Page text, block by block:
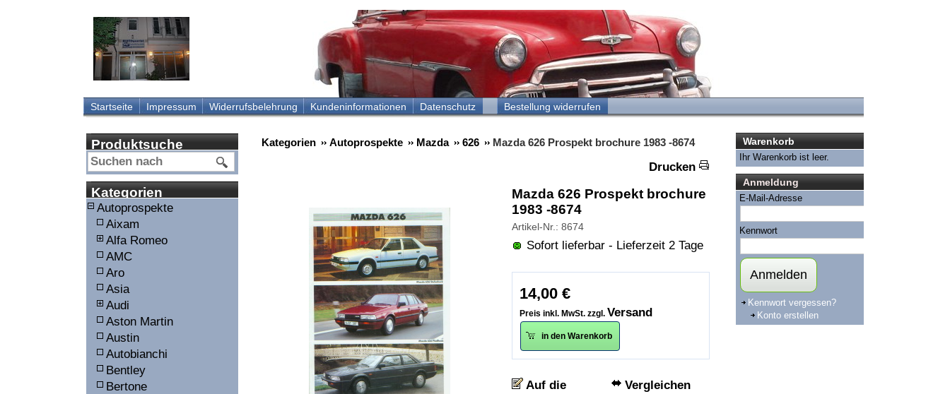
Startseite Impressum Widerrufsbelehrung Kundeninformationen Datenschutz Bestellung widerrufen
Produktsuche
Kategorien
Autoprospekte
Aixam
Alfa Romeo
AMC
Aro
Asia
Audi
Aston Martin
Austin
Autobianchi
Bentley
Bertone
Warenkorb
Ihr Warenkorb ist leer.
Anmeldung
E-Mail-Adresse
Kennwort
Anmelden
Kennwort vergessen?
Konto erstellen
Kategorien Autoprospekte Mazda 626 Mazda 626 Prospekt brochure 1983 -8674
Drucken
Mazda 626 Prospekt brochure
1983 -8674
Artikel-Nr.: 8674
Sofort lieferbar - Lieferzeit 2 Tage
14,00 €
Preis inkl. MwSt. zzgl. Versand
in den Warenkorb
Vergleichen